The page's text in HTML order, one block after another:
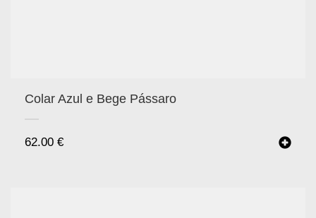
Colar Azul e Bege Pássaro
62.00 €